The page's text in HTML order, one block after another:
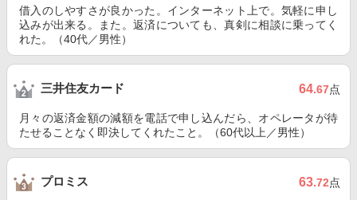
借入のしやすさが良かった。インターネット上で。気軽に申し
込みが出来る。また。返済についても、真剣に相談に乗ってく
れた。（40代／男性）
三井住友カード 64.67点
月々の返済金額の減額を電話で申し込んだら、オペレータが待
たせることなく即決してくれたこと。（60代以上／男性）
プロミス 63.72点